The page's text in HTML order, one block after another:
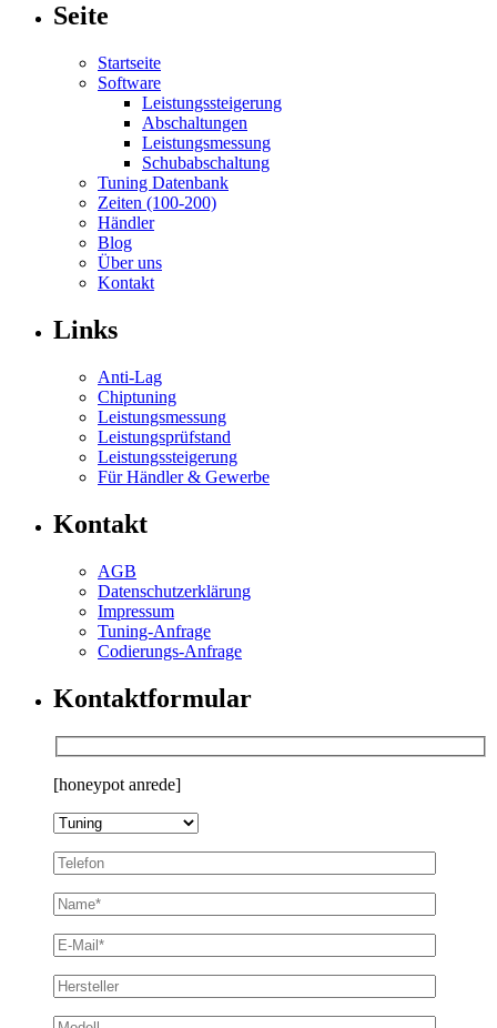
Seite
Startseite
Software
Leistungssteigerung
Abschaltungen
Leistungsmessung
Schubabschaltung
Tuning Datenbank
Zeiten (100-200)
Händler
Blog
Über uns
Kontakt
Links
Anti-Lag
Chiptuning
Leistungsmessung
Leistungsprüfstand
Leistungssteigerung
Für Händler & Gewerbe
Kontakt
AGB
Datenschutzerklärung
Impressum
Tuning-Anfrage
Codierungs-Anfrage
Kontaktformular
[honeypot anrede]